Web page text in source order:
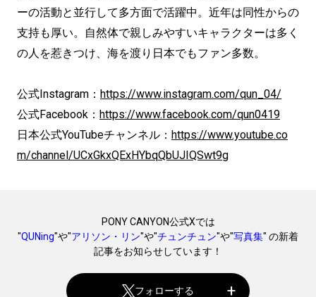
ーの活動と並行して多方面で活躍中。近年は同性からの
支持も厚い。自然体で親しみやすいキャラクターは多く
の人を惹きつけ、海を渡り日本でもファン多数。
公式Instagram： https://www.instagram.com/qun_04/
公式Facebook： https://www.facebook.com/qun0419
日本公式YouTubeチャンネル： https://www.youtube.co
m/channel/UCxGkxQExHYbqQbUJIQSwt9g
PONY CANYON公式Xでは
"QUNing"や"アリソン・リン"や"チュンチュン"や"写真集" の新着
記事をお知らせしています！
フォローする